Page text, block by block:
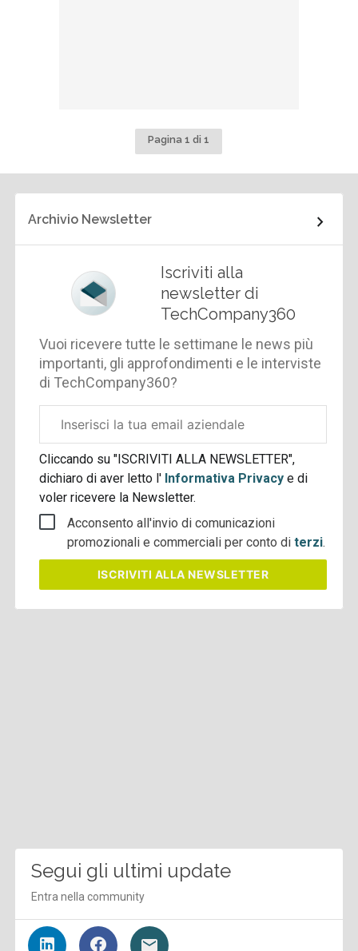
Pagina 1 di 1
Archivio Newsletter
Iscriviti alla
newsletter di
TechCompany360
Vuoi ricevere tutte le settimane le news più
importanti, gli approfondimenti e le interviste
di TechCompany360?
aziendale
Cliccando su "ISCRIVITI ALLA NEWSLETTER",
dichiaro di aver letto l' Informativa Privacye di
voler ricevere la Newsletter.
Acconsento all'invio di comunicazioni
promozionali e commerciali per conto diterzi.
ISCRIVITI ALLA NEWSLETTER
Segui gli ultimi update
Entra nella community